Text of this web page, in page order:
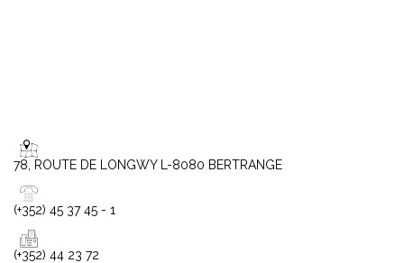
78, ROUTE DE LONGWY L-8080 BERTRANGE
(+352) 45 37 45 - 1
(+352) 44 23 72